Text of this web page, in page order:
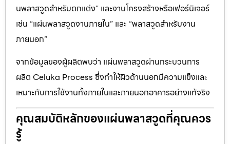
นพลาสวูดสำหรับตกแต่ง” และงานโครงสร้างหรือเฟอร์นิเจอร์
เช่น “แผ่นพลาสวูดงานภายใน” และ “พลาสวูดสำหรับงาน
ภายนอก”
จากข้อมูลของผู้ผลิตพบว่า แผ่นพลาสวูดผ่านกระบวนการ
ผลิต Celuka Process ซึ่งทำให้ผิวด้านนอกมีความแข็งและ
เหมาะกับการใช้งานทั้งภายในและภายนอกอาคารอย่างแท้จริง
คุณสมบัติหลักของแผ่นพลาสวูดที่คุณควร
รู้